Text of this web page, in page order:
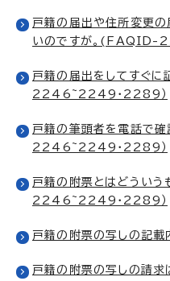
戸籍の届出や住所変更の
いのですが。
戸籍の届出をしてすぐ
2246~2249・2289）
戸籍の筆頭者を電話で
2246~2249・2289）
戸籍の附票とはどうい
2246~2249・2289）
戸籍の附票の写しの記載
戸籍の附票の写しの請求